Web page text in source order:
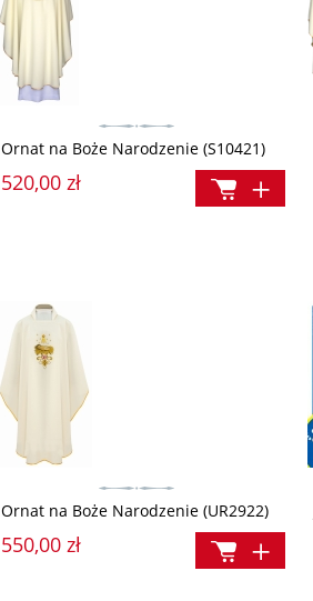
Ornat na Boże Narodzenie (S10421)
520,00 zł
Ornat na Boże Narodzenie (UR2922)
550,00 zł